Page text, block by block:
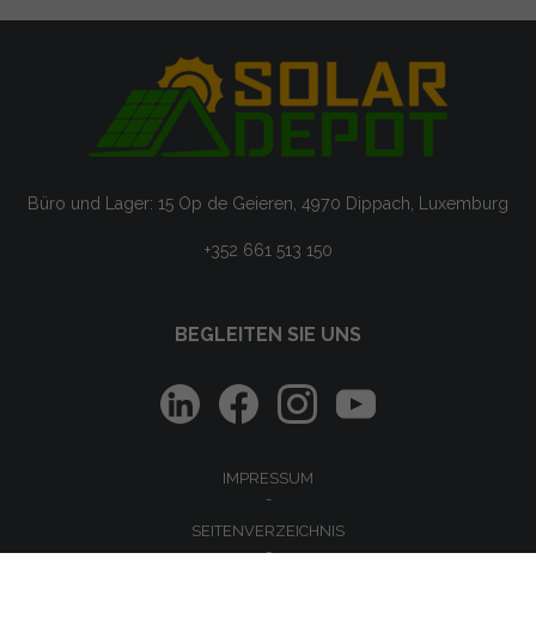
Büro und Lager: 15 Op de Geieren, 4970 Dippach, Luxemburg
+352 661 513 150
BEGLEITEN SIE UNS
IMPRESSUM
SEITENVERZEICHNIS